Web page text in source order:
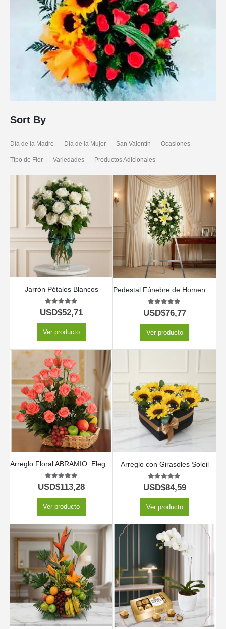
Sort By
Día de la Madre Día de la Mujer San Valentín Ocasiones
Tipo de Flor Variedades Productos Adicionales
Jarrón Pétalos Blancos
5.00out of 5
USD$52,71
Ver producto
Pedestal Fúnebre de Homenaje «Luz de Jacinta» 🕊️
5.00out of 5
USD$76,77
Ver producto
5.00out of 5
USD$113,28
Ver producto
Arreglo con Girasoles Soleil
5.00 out of 5
USD$84,59
Ver producto